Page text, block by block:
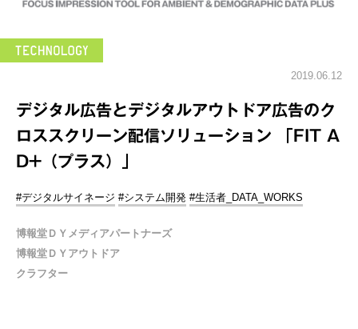
2019.06.12
デジタル広告とデジタルアウトドア広告のク
ロススクリーン配信ソリューション 「FIT A
D+（プラス）」
#デジタルサイネージ #システム開発 #生活者_DATA_WORKS
博報堂ＤＹメディアパートナーズ
博報堂ＤＹアウトドア
クラフター